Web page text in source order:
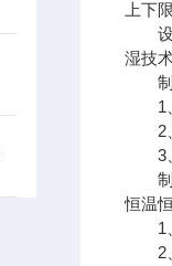
上下
设有
湿技
制
1、
2、
3、
制
恒温
1、
2、